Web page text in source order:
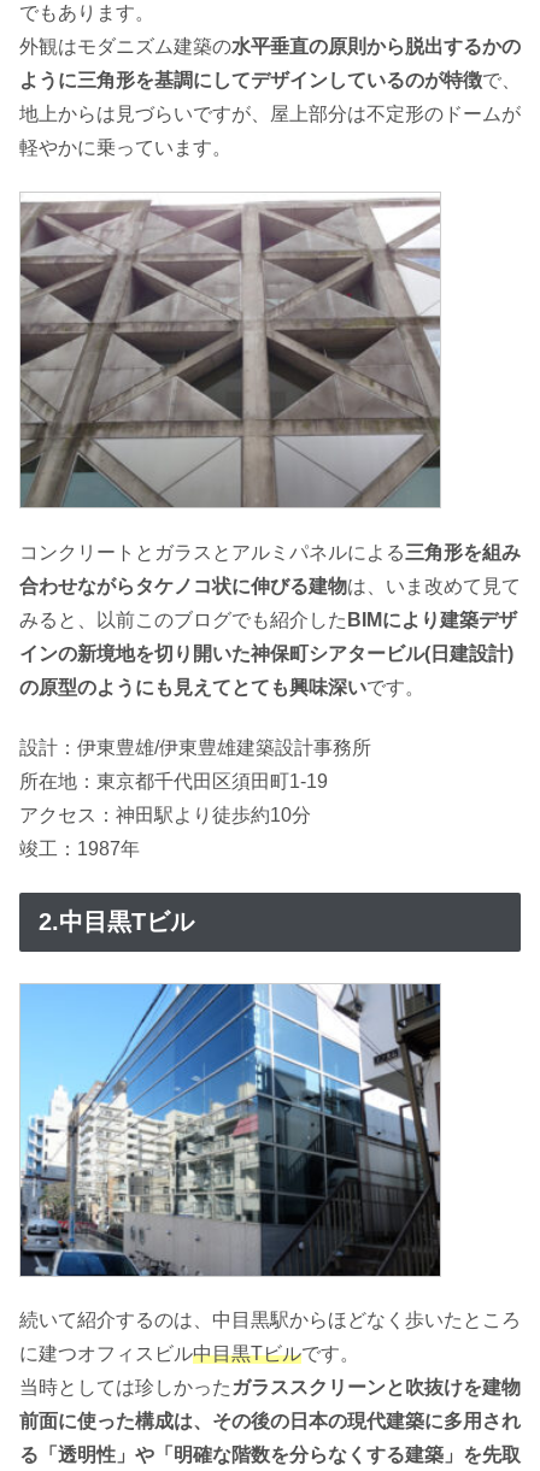
でもあります。
外観はモダニズム建築の水平垂直の原則から脱出するかの
ように三角形を基調にしてデザインしているのが特徴で、
地上からは見づらいですが、屋上部分は不定形のドームが
軽やかに乗っています。
コンクリートとガラスとアルミパネルによる三角形を組み
合わせながらタケノコ状に伸びる建物は、いま改めて見て
みると、以前このブログでも紹介した BIMにより建築デザ
インの新境地を切り開いた神保町シアタービル(日建設計)
の原型のようにも見えてとても興味深いです。
設計：伊東豊雄/伊東豊雄建築設計事務所
所在地：東京都千代田区須田町1-19
アクセス：神田駅より徒歩約10分
竣工：1987年
2.中目黒Tビル
続いて紹介するのは、中目黒駅からほどなく歩いたところ
に建つオフィスビル中目黒Tビルです。
当時としては珍しかったガラススクリーンと吹抜けを建物
前面に使った構成は、その後の日本の現代建築に多用され
る「透明性」や「明確な階数を分らなくする建築」を先取